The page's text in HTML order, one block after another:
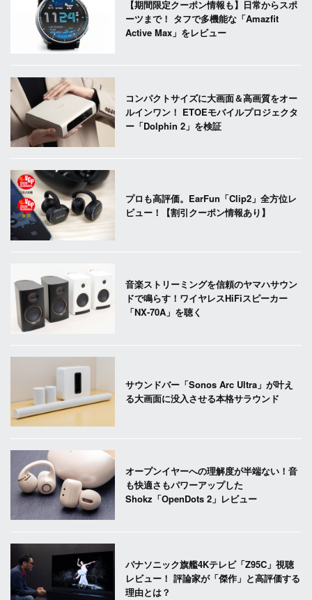
【期間限定クーポン情報も】日常からスポ
ーツまで！ タフで多機能な「Amazfit
Active Max」をレビュー
コンパクトサイズに大画面＆高画質をオー
ルインワン！ ETOEモバイルプロジェクタ
ー「Dolphin 2」を検証
プロも高評価。EarFun「Clip2」全方位レ
ビュー！【割引クーポン情報あり】
音楽ストリーミングを信頼のヤマハサウン
ドで鳴らす！ワイヤレスHiFiスピーカー
「NX-70A」を聴く
サウンドバー「Sonos Arc Ultra」が叶え
る大画面に没入させる本格サラウンド
オープンイヤーへの理解度が半端ない！音
も快適さもパワーアップした
Shokz「OpenDots 2」レビュー
パナソニック旗艦4Kテレビ「Z95C」視聴
レビュー！ 評論家が「傑作」と高評価する
理由とは？